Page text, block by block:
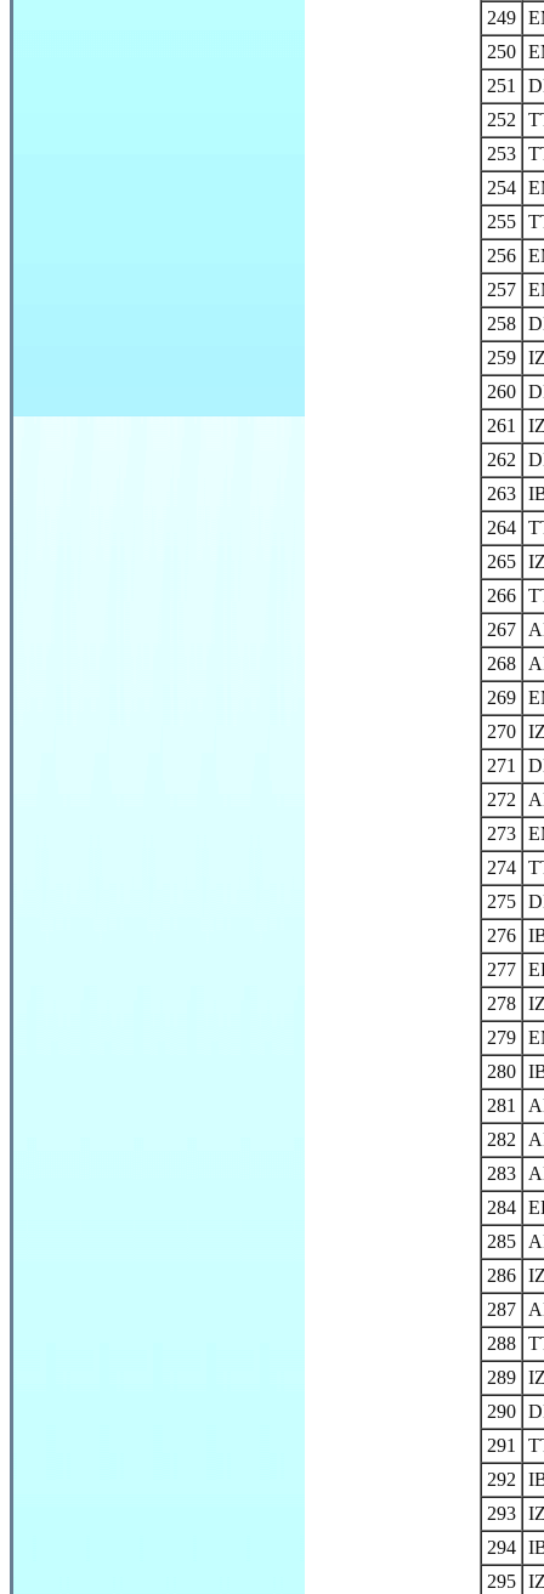
249
250
251
252
253
254
255
256
257
258
259
260
261
262
263
264
265
266
267
268
269
270
271
272
273
274
275
276
277
278
279
280
281
282
283
284
285
286
287
288
289
290
291
292
293
294
295